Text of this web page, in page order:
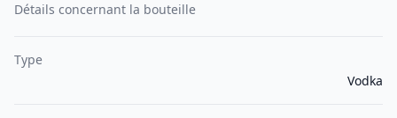
Détails concernant la bouteille
Type
Vodka